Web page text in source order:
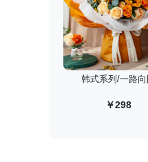
韩式系列/一路向
￥298